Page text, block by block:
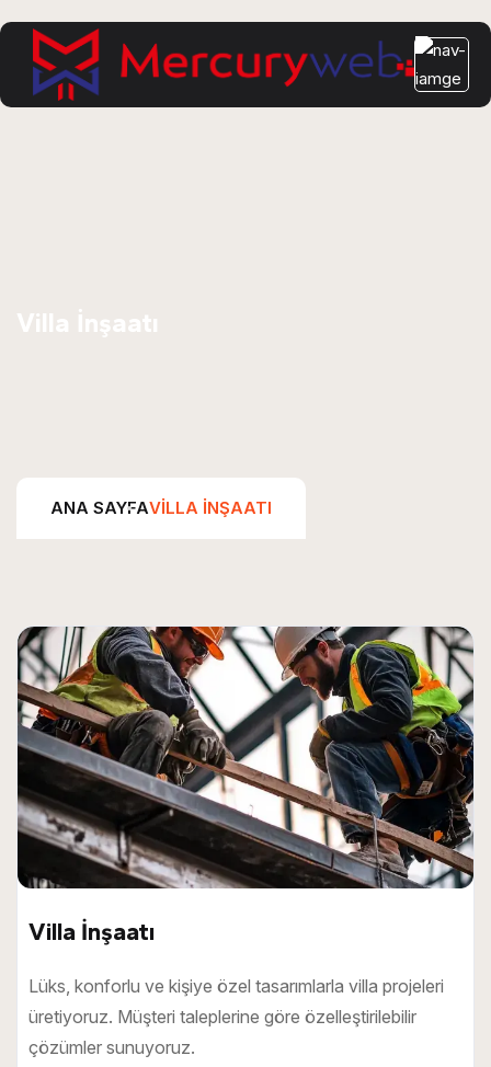
Villa İnşaatı
ANA SAYFAVILLA İNŞAATI
Villa İnşaatı
Lüks, konforlu ve kişiye özel tasarımlarla villa projeleri
üretiyoruz. Müşteri taleplerine göre özelleştirilebilir
çözümler sunuyoruz.